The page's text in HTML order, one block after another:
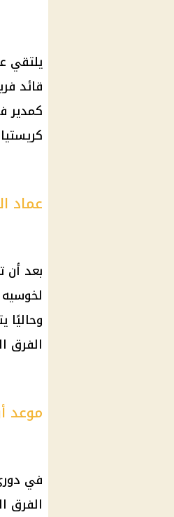
يلتقي
قائد
كمدير
عماد
بعد أن
الفرق
موعد
في
الفرق